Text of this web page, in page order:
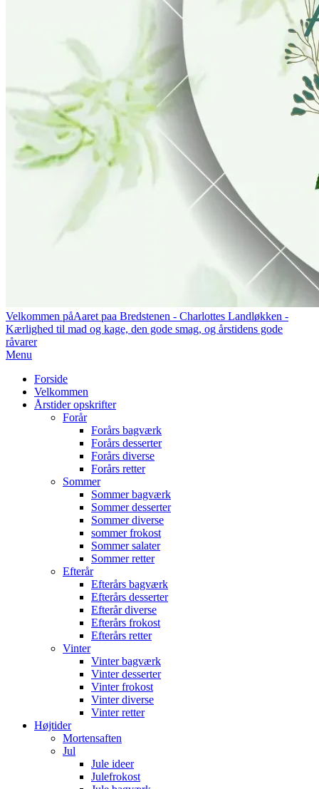
Velkommen påAaret paa Bredstenen - Charlottes Landløkken -
Kærlighed til mad og kage, den gode smag, og årstidens gode
råvarer
Primary
Menu
Menu
Forside
Velkommen
Årstider opskrifter
Forår
Forårs bagværk
Forårs desserter
Forårs diverse
Forårs retter
Sommer
Sommer bagværk
Sommer desserter
Sommer diverse
sommer frokost
Sommer salater
Sommer retter
Efterår
Efterårs bagværk
Efterårs desserter
Efterår diverse
Efterårs frokost
Efterårs retter
Vinter
Vinter bagværk
Vinter desserter
Vinter frokost
Vinter diverse
Vinter retter
Højtider
Mortensaften
Jul
Jule ideer
Julefrokost